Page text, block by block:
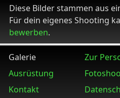
Diese Bilder stammen aus
Für dein eigenes Shooting
bewerben.
Galerie
Zur
Ausrüstung
Kontakt